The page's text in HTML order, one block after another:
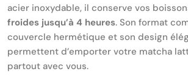
acier inoxydable, il conserve vos
froides jusqu’à 4 heures. Son format
couvercle hermétique et son design
permettent d’emporter votre matcha
partout avec vous.